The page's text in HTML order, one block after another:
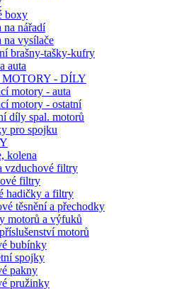
boxy
na nářadí
na vysílače
brašny-tašky-kufry
auta
- DÍLY
motory - auta
motory - ostatní
díly spal. motorů
pro spojku
kolena
vzduchové filtry
filtry
hadičky a filtry
těsnění a přechodky
motorů a výfuků
motorů
bubínky
spojky
pakny
pružinky